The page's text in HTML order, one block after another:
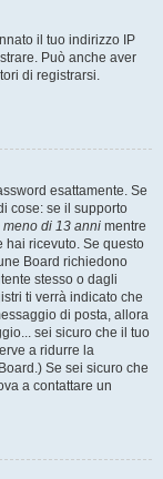
il tuo indirizzo IP
Può anche aver
di registrarsi.
esattamente. Se
cose: se il supporto
meno di 13 anni mentre
hai ricevuto. Se questo
Board richiedono
stesso o dagli
ti verrà indicato che
di posta, allora
sei sicuro che il tuo
a ridurre la
Se sei sicuro che
a contattare un